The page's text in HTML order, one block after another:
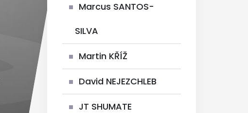
Marcus SANTOS-
SILVA
Martin KŘÍŽ
David NEJEZCHLEB
JT SHUMATE